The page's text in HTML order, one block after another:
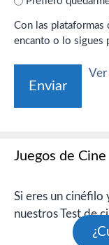
Con las plataformas de
encanto o lo
Ver
Juegos de Cine
Si eres un cinéfilo
nuestros Test de